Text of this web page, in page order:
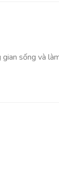
sống và